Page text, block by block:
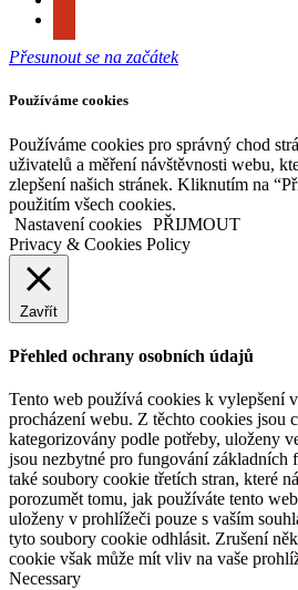
Přesunout se na začátek
Používáme cookies
Používáme cookies pro správný chod
uživatelů a měření návštěvnosti webu,
zlepšení našich stránek. Kliknutím na
použitím všech cookies.
Nastavení cookies PŘIJMOUT
Privacy & Cookies Policy
Zavřít
Přehled ochrany osobních údajů
Tento web používá cookies k vylepšení
procházení webu. Z těchto cookies jsou
kategorizovány podle potřeby, uloženy
jsou nezbytné pro fungování základních
také soubory cookie třetích stran, které
porozumět tomu, jak používáte tento
uloženy v prohlížeči pouze s vaším
tyto soubory cookie odhlásit. Zrušení
cookie však může mít vliv na vaše
Necessary